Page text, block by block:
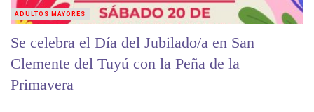
Se celebra el Día del Jubilado/a en San
Clemente del Tuyú con la Peña de la
Primavera
ADULTOS MAYORES